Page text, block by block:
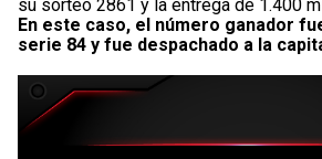
su sorteo 2861 y la entrega de 1.400
En este caso, el número ganador
serie 84 y fue despachado a la